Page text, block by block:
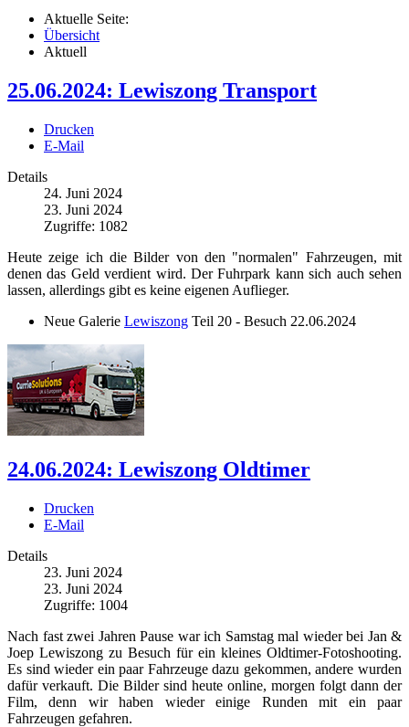
Aktuelle Seite:
Übersicht
Aktuell
25.06.2024: Lewiszong Transport
Drucken
E-Mail
Details
24. Juni 2024
23. Juni 2024
Zugriffe: 1082
Heute zeige ich die Bilder von den "normalen" Fahrzeugen, mit
denen das Geld verdient wird. Der Fuhrpark kann sich auch sehen
lassen, allerdings gibt es keine eigenen Auflieger.
Neue Galerie Lewiszong Teil 20 - Besuch 22.06.2024
24.06.2024: Lewiszong Oldtimer
Drucken
E-Mail
Details
23. Juni 2024
23. Juni 2024
Zugriffe: 1004
Nach fast zwei Jahren Pause war ich Samstag mal wieder bei Jan &
Joep Lewiszong zu Besuch für ein kleines Oldtimer-Fotoshooting.
Es sind wieder ein paar Fahrzeuge dazu gekommen, andere wurden
dafür verkauft. Die Bilder sind heute online, morgen folgt dann der
Film, denn wir haben wieder einige Runden mit ein paar
Fahrzeugen gefahren.